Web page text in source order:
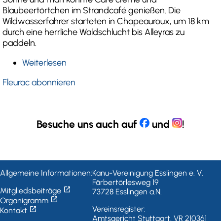
Blaubeertörtchen im Strandcafé genießen. Die
Wildwasserfahrer starteten in Chapeauroux, um 18 km
durch eine herrliche Waldschlucht bis Alleyras zu
paddeln.
Weiterlesen
Kanuten
Regenwetter
Fleurac abonnieren
Besuche uns auch auf und !
Allgemeine Informationen:
Mitgliedsbeiträge open_in_new
Organigramm open_in_new
Kontakt open_in_new
Kanu-Vereinigung Esslingen e. V.
Färbertörlesweg 19
73728 Esslingen a.N.
Vereinsregister:
Amtsgericht Stuttgart, VR 210361